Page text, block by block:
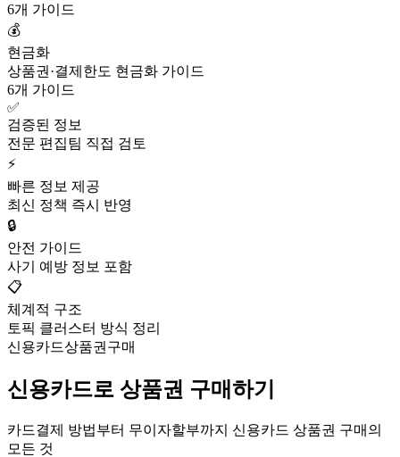
6개 가이드
💰
현금화
상품권·결제한도 현금화 가이드
6개 가이드
✅
검증된 정보
전문 편집팀 직접 검토
⚡
빠른 정보 제공
최신 정책 즉시 반영
🔒
안전 가이드
사기 예방 정보 포함
📋
체계적 구조
토픽 클러스터 방식 정리
신용카드상품권구매
신용카드로 상품권 구매하기
카드결제 방법부터 무이자할부까지 신용카드 상품권 구매의
모든 것